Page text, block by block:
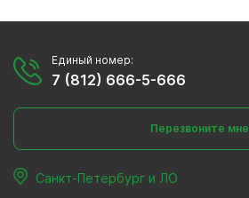
Единый номер:
7 (812) 666-5-666
Перезвоните мне
Санкт-Петербург и ЛО